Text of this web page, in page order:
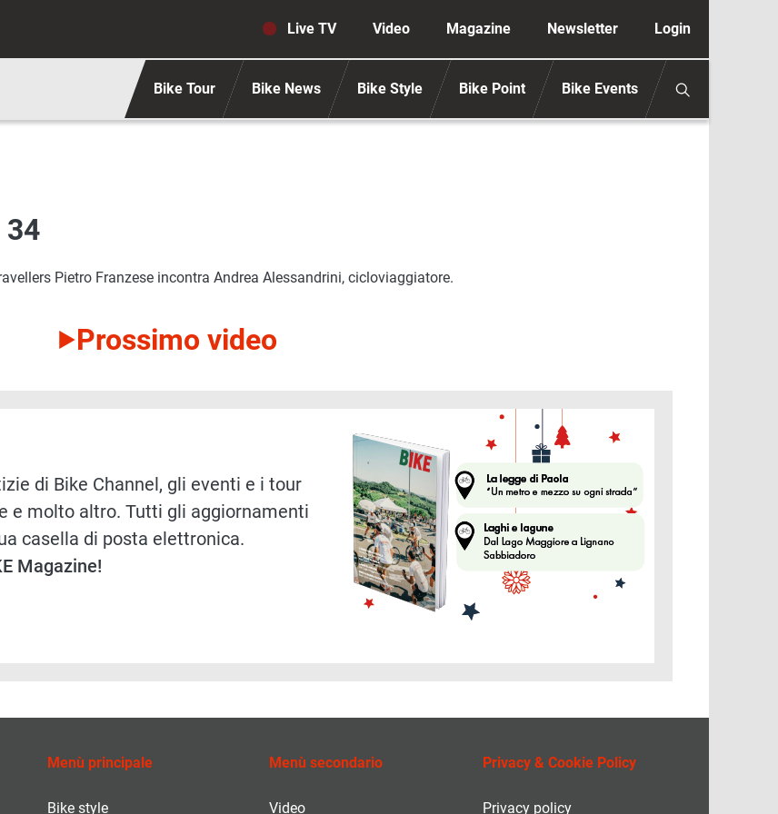
Navigazione secondaria anonimo
Live TV Video Magazine Newsletter Login
Bike Tour Bike News Bike Style Bike Point Bike Events
34
Pietro Franzese incontra Andrea Alessandrini, cicloviaggiatore.
Prossimo video
di Bike Channel, gli eventi e i tour
e molto altro. Tutti gli aggiornamenti
casella di posta elettronica.
Magazine!
Menù principale
Bike style
Menù secondario
Video
Privacy & Cookie Policy
Privacy policy